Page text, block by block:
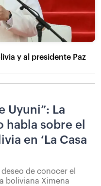
y al presidente Paz
Uyuni”: La
sobre el
en ‘La Casa
de conocer el
boliviana Ximena